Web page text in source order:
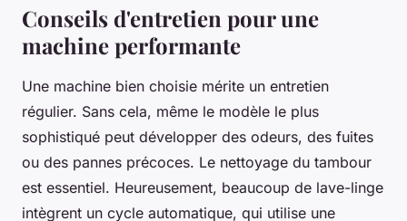
Conseils d'entretien pour une
machine performante
Une machine bien choisie mérite un entretien
régulier. Sans cela, même le modèle le plus
sophistiqué peut développer des odeurs, des fuites
ou des pannes précoces. Le nettoyage du tambour
est essentiel. Heureusement, beaucoup de lave-linge
intègrent un cycle automatique, qui utilise une